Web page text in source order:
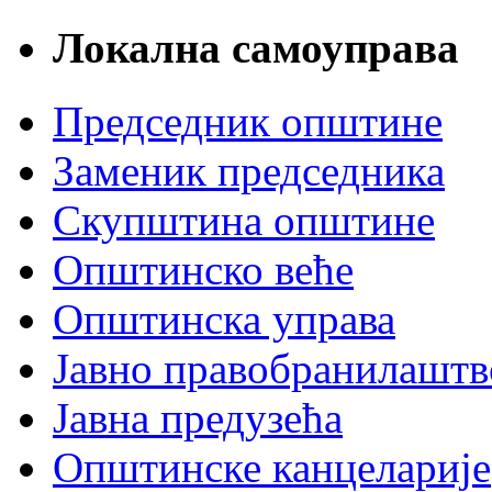
Локална самоуправа
Председник општине
Заменик председника
Скупштина општине
Општинско веће
Општинска управа
Јавно
Јавна предузећа
Општинске канцеларије